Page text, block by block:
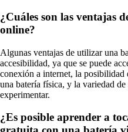
¿Cuáles son las ventajas
online?
Algunas ventajas de utilizar una
accesibilidad, ya que se puede
conexión a internet, la posibilidad
una batería física, y la variedad
experimentar.
¿Es posible aprender a